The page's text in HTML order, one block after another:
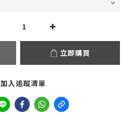
立即購買
加入追蹤清單